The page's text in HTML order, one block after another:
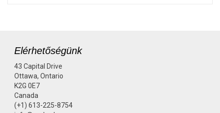
Elérhetőségünk
43 Capital Drive
Ottawa, Ontario
K2G 0E7
Canada
(+1) 613-225-8754